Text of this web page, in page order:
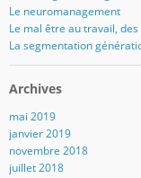
Le neuromanagement
Le mal être au travail,
La segmentation
Archives
mai 2019
janvier 2019
novembre 2018
juillet 2018